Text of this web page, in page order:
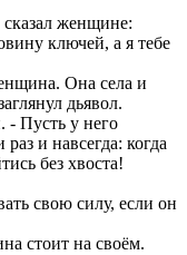
женщине:
ключей, а я тебе
Она села и
дьявол.
- Пусть у него
и навсегда: когда
без хвоста!
свою силу, если он
стоит на своём.